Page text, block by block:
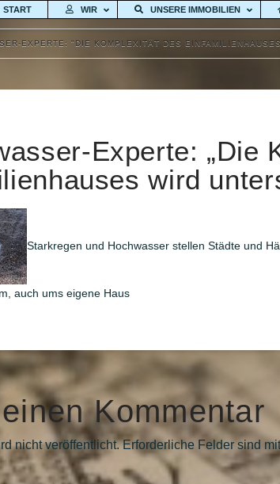
START WIR UNSERE IMMOBILIEN
EXPERTE: "DIE KOMPLEXITÄT DES
Experte: „Die
wird
Starkregen und Hochwasser stellen Städte und
auch ums eigene Haus
Kommentar
nicht veröffentlicht. Erforderliche Felder sind